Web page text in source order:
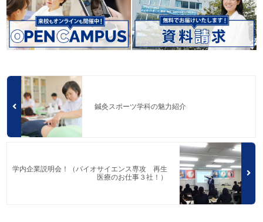
鍼灸スポーツ学科の魅力紹介
学内企業説明会！（バイオサイエンス専攻 再生
医療のお仕事３社！）